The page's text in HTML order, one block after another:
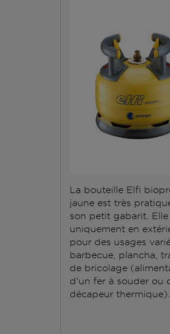
La bouteille Elfi
jaune est très
son petit gabarit.
uniquement en
pour des usages
barbecue, plancha,
de bricolage
d'un fer à souder ou
décapeur thermique).